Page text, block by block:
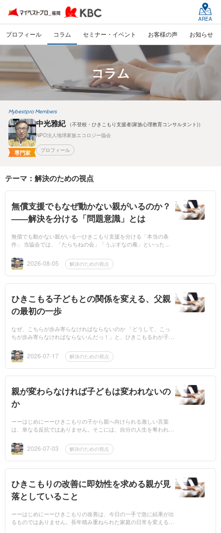
AREA
プロフィール コラム セミナー・イベント お客様の声 お知らせ
コラム
Mybestpro Members
専門家
中光雅紀
（不登校・ひきこもり支援者(家族心理教育コンサルタント)）
NPO法人地球家族エコロジー協会
プロフィール
テーマ：解決のための視点
無償支援でもなぜ動かない親がいるのか？
――解決を分ける「問題意識」とは
無償でも動かない親がいる―ひきこもり支援を分ける「本当の条
件」 当協会では、「たらちねの会」「うぶすなの庵」といった家
ノウハ...2026-08-05 解決のための視点
ひきこもる子どもとの関係を変える、父親
の最初の一歩
なぜ、こちらが歩み寄らなければならないのか 「どうして、こっ
ちが歩み寄らなければならないんだっ！」と、ひきこもるわが子と
ある... 2026-07-17 解決のための視点
親が変わらなければ子どもは変われないの
か
ーーはじめにーーひきこもりの子から親へ向けられる激しい言葉
は、単なる反抗ではありません。そこには、自分の人生を奪われた
「俺... 2026-07-03 解決のための視点
ひきこもりの改善に即効性を求める親が見
落としていること
ーーはじめにーーひきこもりの改善は、今日の一手で急に結果が出
るものではありません。長年積み重ねられた家庭の日常を変えるに